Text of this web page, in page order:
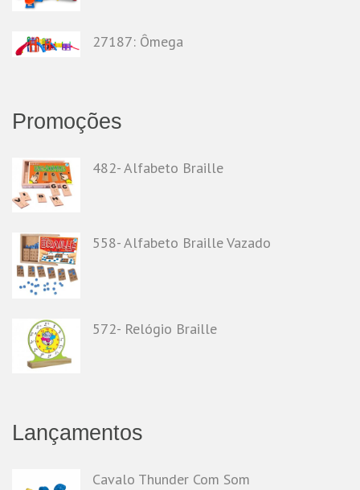
27187: Ômega
Promoções
482- Alfabeto Braille
558- Alfabeto Braille Vazado
572- Relógio Braille
Lançamentos
Cavalo Thunder Com Som